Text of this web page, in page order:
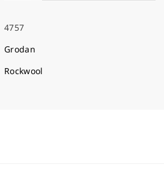
4757
Grodan
Rockwool